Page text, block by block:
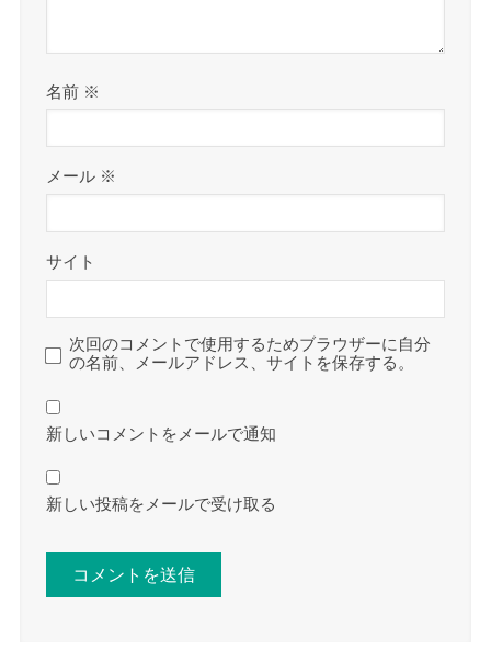
名前 ※
メール ※
サイト
次回のコメントで使用するためブラウザーに自分
の名前、メールアドレス、サイトを保存する。
新しいコメントをメールで通知
新しい投稿をメールで受け取る